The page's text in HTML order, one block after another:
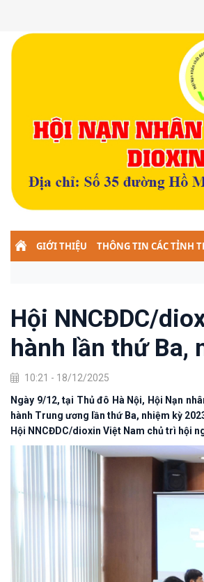
GIỚI THIỆU THÔNG TIN CÁC TỈNH
ĐOÀN
Hội NNCĐDC/
hành lần thứ Ba,
10:21 - 18/12/2025
Ngày 9/12, tại Thủ đô Hà Nội, Hội Nạn
hành Trung ương lần thứ Ba, nhiệm kỳ
Hội NNCĐDC/dioxin Việt Nam chủ trì hội